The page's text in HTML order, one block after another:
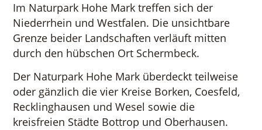
Im Naturpark Hohe Mark treffen sich der
Niederrhein und Westfalen. Die unsichtbare
Grenze beider Landschaften verläuft mitten
durch den hübschen Ort Schermbeck.
Der Naturpark Hohe Mark überdeckt teilweise
oder gänzlich die vier Kreise Borken, Coesfeld,
Recklinghausen und Wesel sowie die
kreisfreien Städte Bottrop und Oberhausen.